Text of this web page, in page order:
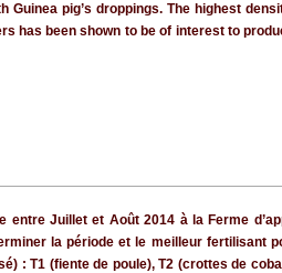
pig’s droppings. The highest
has been shown to be of interest to
Juillet et Août 2014 à la Ferme
la période et le meilleur fertilisant
: T1 (fiente de poule), T2 (crottes de